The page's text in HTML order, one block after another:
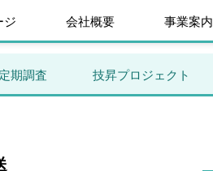
ジ 会社概要 事業案内
期調査 技昇プロジェクト